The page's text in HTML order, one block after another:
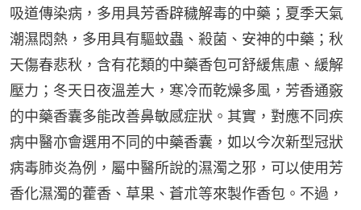
吸道傳染病，多用具芳香辟穢解毒的中藥；夏季天氣
潮濕悶熱，多用具有驅蚊蟲、殺菌、安神的中藥；秋
天傷春悲秋，含有花類的中藥香包可舒緩焦慮、緩解
壓力；冬天日夜溫差大，寒冷而乾燥多風，芳香通竅
的中藥香囊多能改善鼻敏感症狀。其實，對應不同疾
病中醫亦會選用不同的中藥香囊，如以今次新型冠狀
病毒肺炎為例，屬中醫所說的濕濁之邪，可以使用芳
香化濕濁的藿香、草果、蒼朮等來製作香包。不過，